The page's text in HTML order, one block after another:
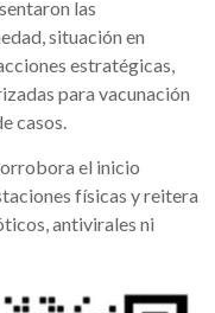
las
situación en
estratégicas,
para vacunación
casos.
el inicio
físicas y reitera
antivirales ni